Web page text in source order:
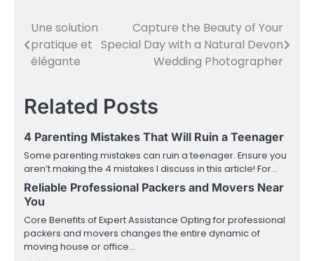
Post
navigation
Une solution
pratique et
élégante
Capture the Beauty of Your
Special Day with a Natural Devon
Wedding Photographer
Related Posts
4 Parenting Mistakes That Will Ruin a Teenager
Some parenting mistakes can ruin a teenager. Ensure you
aren’t making the 4 mistakes I discuss in this article! For…
Reliable Professional Packers and Movers Near
You
Core Benefits of Expert Assistance Opting for professional
packers and movers changes the entire dynamic of
moving house or office…